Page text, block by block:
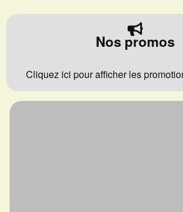
Nos promos
Cliquez ici pour afficher les